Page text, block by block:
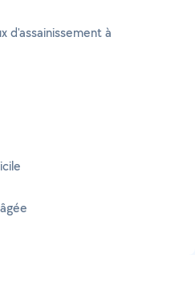
d'assainissement à